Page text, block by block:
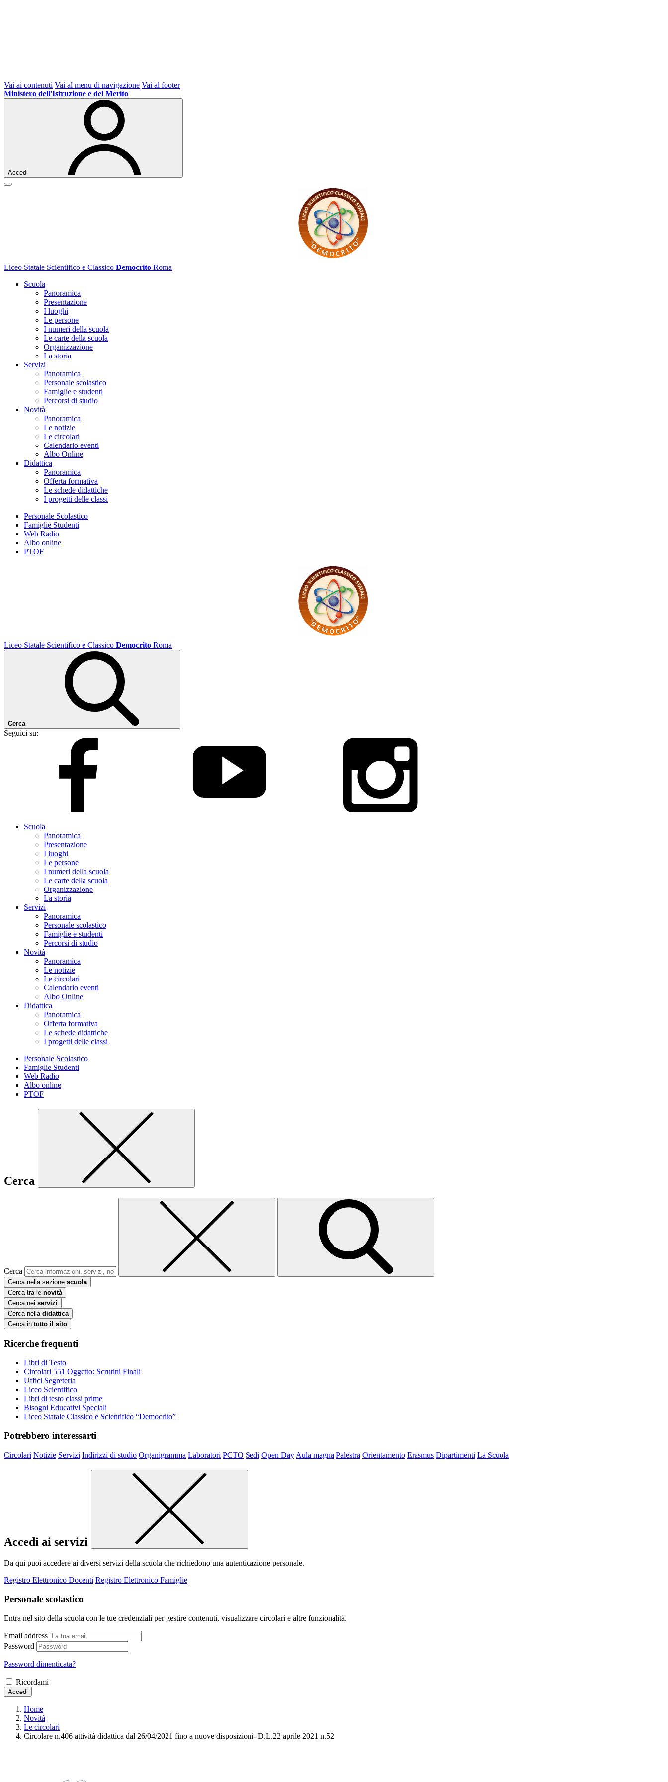
Vai ai contenuti Vai al menu di navigazione Vai al footer
Ministero dell'Istruzione e del Merito
Accedi
Liceo Statale Scientifico e Classico Democrito Roma
Scuola
Panoramica
Presentazione
I luoghi
Le persone
I numeri della scuola
Le carte della scuola
Organizzazione
La storia
Servizi
Panoramica
Personale scolastico
Famiglie e studenti
Percorsi di studio
Novità
Panoramica
Le notizie
Le circolari
Calendario eventi
Albo Online
Didattica
Panoramica
Offerta formativa
Le schede didattiche
I progetti delle classi
Personale Scolastico
Famiglie Studenti
Web Radio
Albo online
PTOF
Liceo Statale Scientifico e Classico Democrito Roma
Cerca
Seguici su:
Scuola
Panoramica
Presentazione
I luoghi
Le persone
I numeri della scuola
Le carte della scuola
Organizzazione
La storia
Servizi
Panoramica
Personale scolastico
Famiglie e studenti
Percorsi di studio
Novità
Panoramica
Le notizie
Le circolari
Calendario eventi
Albo Online
Didattica
Panoramica
Offerta formativa
Le schede didattiche
I progetti delle classi
Personale Scolastico
Famiglie Studenti
Web Radio
Albo online
PTOF
Cerca
Cerca
Cerca nella sezione scuola
Cerca tra le novità
Cerca nei servizi
Cerca nella didattica
Cerca in tutto il sito
Ricerche frequenti
Libri di Testo
Circolari 551 Oggetto: Scrutini Finali
Uffici Segreteria
Liceo Scientifico
Libri di testo classi prime
Bisogni Educativi Speciali
Liceo Statale Classico e Scientifico “Democrito”
Potrebbero interessarti
Circolari Notizie Servizi Indirizzi di studio Organigramma Laboratori PCTO Sedi Open Day Aula magna Palestra Orientamento Erasmus Dipartimenti La Scuola
Accedi ai servizi
Da qui puoi accedere ai diversi servizi della scuola che richiedono una autenticazione personale.
Registro Elettronico Docenti Registro Elettronico Famiglie
Personale scolastico
Entra nel sito della scuola con le tue credenziali per gestire contenuti, visualizzare circolari e altre funzionalità.
Email address
Password
Password dimenticata?
Ricordami
Accedi
Home
Novità
Le circolari
Circolare n.406 attività didattica dal 26/04/2021 fino a nuove disposizioni- D.L.22 aprile 2021 n.52